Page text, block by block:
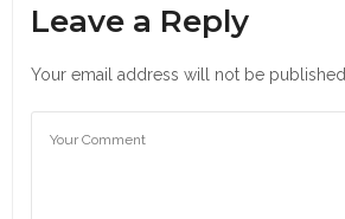
Leave a Reply
Your email address will not be published.